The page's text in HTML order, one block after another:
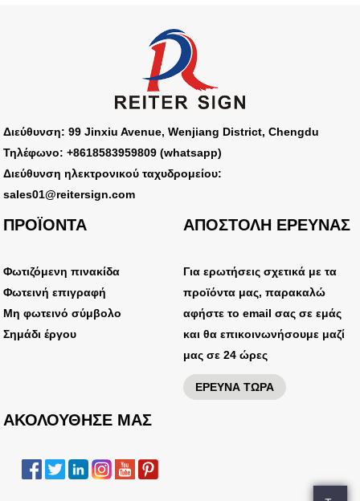
Διεύθυνση: 99 Jinxiu Avenue, Wenjiang District, Chengdu
Τηλέφωνο: +8618583959809 (whatsapp)
Διεύθυνση ηλεκτρονικού ταχυδρομείου:
sales01@reitersign.com
ΠΡΟΪΟΝΤΑ
Φωτιζόμενη πινακίδα
Φωτεινή επιγραφή
Μη φωτεινό σύμβολο
Σημάδι έργου
ΑΠΟΣΤΟΛΗ ΕΡΕΥΝΑΣ
Για ερωτήσεις σχετικά με τα
προϊόντα μας, παρακαλώ
αφήστε το email σας σε εμάς
και θα επικοινωνήσουμε μαζί
μας σε 24 ώρες
ΕΡΕΥΝΑ ΤΩΡΑ
ΑΚΟΛΟΥΘΗΣΕ ΜΑΣ